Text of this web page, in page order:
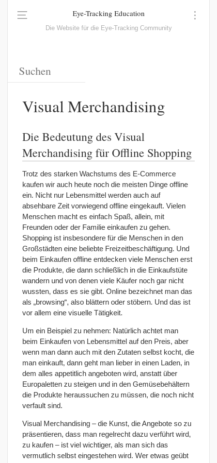
Eye-Tracking Education
Die Website für die Eye-Tracking Community
Visual Merchandising
Die Bedeutung des Visual
Merchandising für Offline Shopping
Trotz des starken Wachstums des E-Commerce
kaufen wir auch heute noch die meisten Dinge offline
ein. Nicht nur Lebensmittel werden auch auf
absehbare Zeit vorwiegend offline eingekauft. Vielen
Menschen macht es einfach Spaß, allein, mit
Freunden oder der Familie einkaufen zu gehen.
Shopping ist insbesondere für die Menschen in den
Großstädten eine beliebte Freizeitbeschäftigung. Und
beim Einkaufen offline entdecken viele Menschen erst
die Produkte, die dann schließlich in die Einkaufstüte
wandern und von denen viele Käufer noch gar nicht
wussten, dass es sie gibt. Online bezeichnet man das
als „browsing“, also blättern oder stöbern. Und das ist
vor allem eine visuelle Tätigkeit.
Um ein Beispiel zu nehmen: Natürlich achtet man
beim Einkaufen von Lebensmittel auf den Preis, aber
wenn man dann auch mit den Zutaten selbst kocht, die
man einkauft, dann geht man lieber in einen Laden, in
dem alles appetitlich angeboten wird, anstatt über
Europaletten zu steigen und in den Gemüsebehältern
die Produkte heraussuchen zu müssen, die noch nicht
verfault sind.
Visual Merchandising – die Kunst, die Angebote so zu
präsentieren, dass man regelrecht dazu verführt wird,
zu kaufen – ist viel wichtiger, als man sich das
vermutlich selbst eingestehen wird. Wer etwas geübt